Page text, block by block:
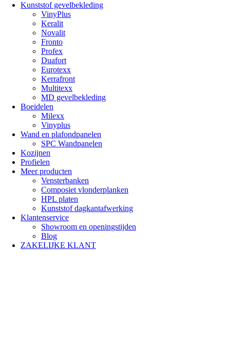
Kunststof gevelbekleding
VinyPlus
Keralit
Novalit
Fronto
Profex
Duafort
Eurotexx
Kerrafront
Multitexx
MD gevelbekleding
Boeidelen
Milexx
Vinyplus
Wand en plafondpanelen
SPC Wandpanelen
Kozijnen
Profielen
Meer producten
Vensterbanken
Composiet vlonderplanken
HPL platen
Kunststof dagkantafwerking
Klantenservice
Showroom en openingstijden
Blog
ZAKELIJKE KLANT